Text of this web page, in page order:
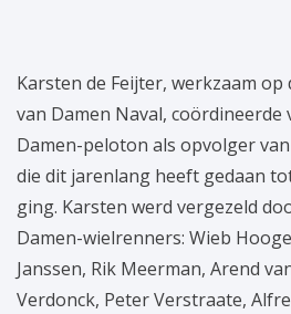
Karsten de Feijter, werkzaam
van Damen Naval,
Damen-peloton als opvolger
die dit jarenlang heeft gedaan
ging. Karsten werd vergezeld
Damen-wielrenners: Wieb
Janssen, Rik Meerman, Arend
Verdonck, Peter Verstraate,